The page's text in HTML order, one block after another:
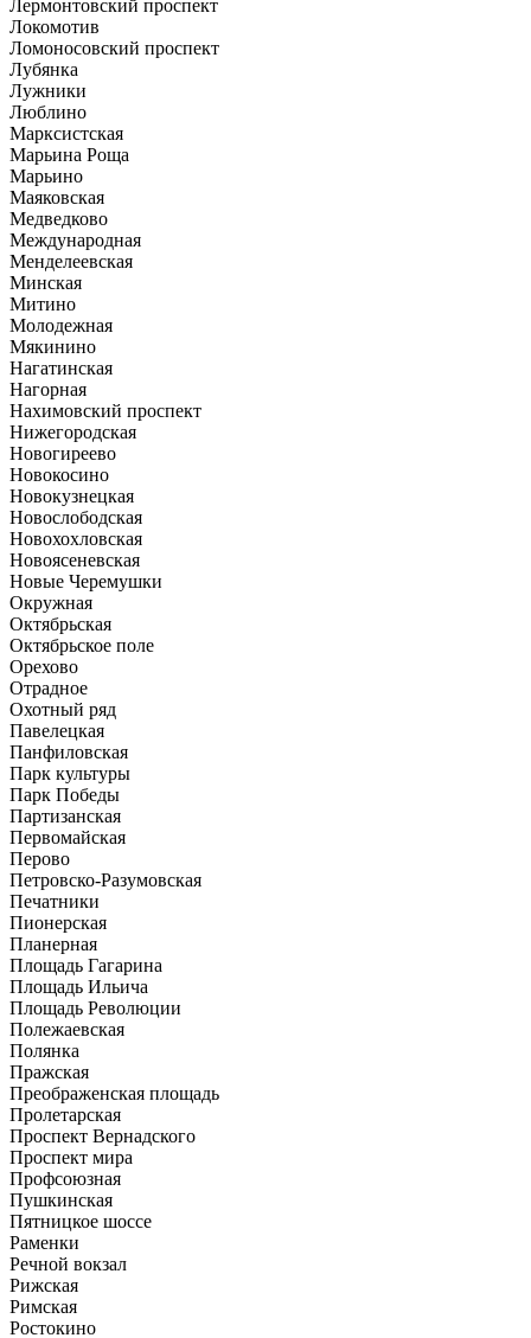
Лермонтовский проспект
Локомотив
Ломоносовский проспект
Лубянка
Лужники
Люблино
Марксистская
Марьина Роща
Марьино
Маяковская
Медведково
Международная
Менделеевская
Минская
Митино
Молодежная
Мякинино
Нагатинская
Нагорная
Нахимовский проспект
Нижегородская
Новогиреево
Новокосино
Новокузнецкая
Новослободская
Новохохловская
Новоясеневская
Новые Черемушки
Окружная
Октябрьская
Октябрьское поле
Орехово
Отрадное
Охотный ряд
Павелецкая
Панфиловская
Парк культуры
Парк Победы
Партизанская
Первомайская
Перово
Петровско-Разумовская
Печатники
Пионерская
Планерная
Площадь Гагарина
Площадь Ильича
Площадь Революции
Полежаевская
Полянка
Пражская
Преображенская площадь
Пролетарская
Проспект Вернадского
Проспект мира
Профсоюзная
Пушкинская
Пятницкое шоссе
Раменки
Речной вокзал
Рижская
Римская
Ростокино